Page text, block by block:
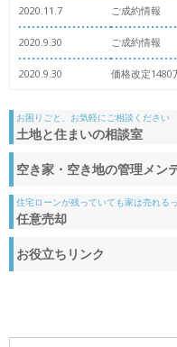
2020.11.7 ご成約情報
2020.9.30 ご成約情報
2020.9.30 価格改定
お困りごと、お気軽にご相談ください
土地と住まいの相談室
空き家・空き地の管理メン
住宅ローンが残っていても家は売れる
任意売却
お役立ちリンク